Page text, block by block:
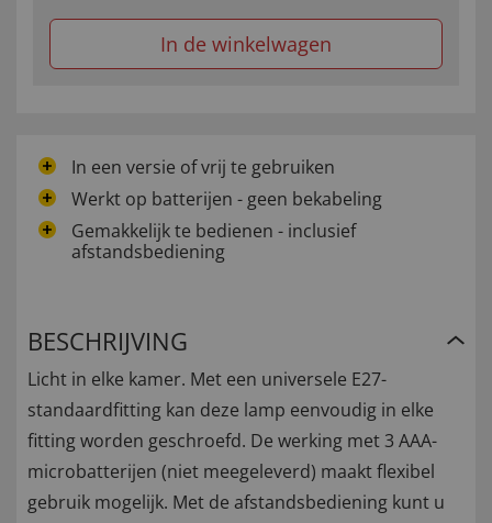
In de winkelwagen
In een versie of vrij te gebruiken
Werkt op batterijen - geen bekabeling
Gemakkelijk te bedienen - inclusief
afstandsbediening
BESCHRIJVING
Licht in elke kamer. Met een universele E27-
standaardfitting kan deze lamp eenvoudig in elke
fitting worden geschroefd. De werking met 3 AAA-
microbatterijen (niet meegeleverd) maakt flexibel
gebruik mogelijk. Met de afstandsbediening kunt u